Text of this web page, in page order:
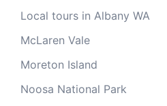
Local tours in Albany WA
McLaren Vale
Moreton Island
Noosa National Park